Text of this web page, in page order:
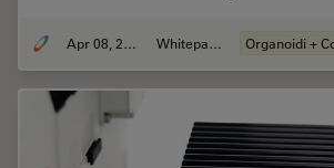
Apr 08, 2024 Whitepaper